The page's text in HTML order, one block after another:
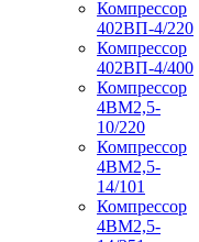
Компрессор
402ВП-4/220
Компрессор
402ВП-4/400
Компрессор
4ВМ2,5-
10/220
Компрессор
4ВМ2,5-
14/101
Компрессор
4ВМ2,5-